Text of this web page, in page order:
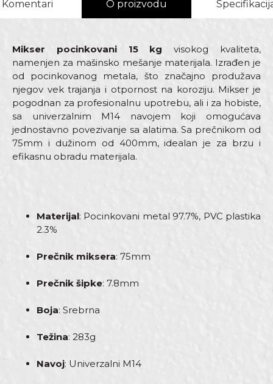
Komentari O proizvodu
Mikser pocinkovani 15 kgvisokog kvaliteta,
namenjen za mašinsko mešanje materijala. Izrađen je
od pocinkovanog metala, što značajno produžava
njegov vek trajanja i otpornost na koroziju. Mikser je
pogodnan za profesionalnu upotrebu, ali i za hobiste,
sa univerzalnim M14 navojem koji omogućava
jednostavno povezivanje sa alatima. Sa prečnikom od
75mm i dužinom od 400mm, idealan je za brzu i
efikasnu obradu materijala.
Materijal: Pocinkovani metal 97.7%, PVC plastika
2.3%
Prečnik miksera: 75mm
Prečnik šipke: 7.8mm
Boja: Srebrna
Težina: 283g
Navoj: Univerzalni M14